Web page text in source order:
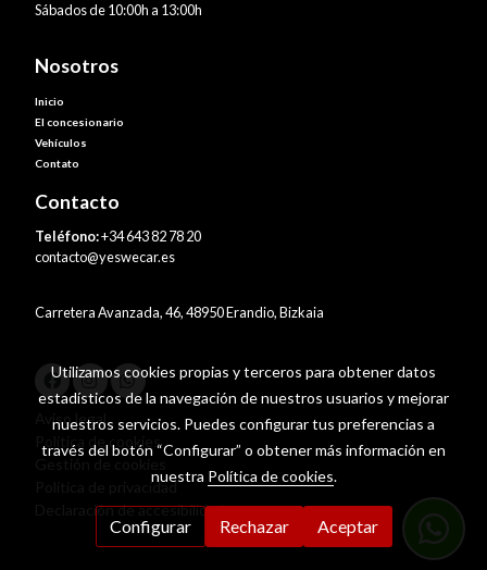
Sábados de 10:00h a 13:00h
Nosotros
Inicio
El concesionario
Vehículos
Contato
Contacto
Teléfono:+34 643 82 78 20
contacto@yeswecar.es
Carretera Avanzada, 46, 48950 Erandio, Bizkaia
Aviso legal
Política de cookies
Política de privacidad
Declaración de accesibilidad
Utilizamos cookies propias y terceros para obtener datos
estadísticos de la navegación de nuestros usuarios y mejorar
nuestros servicios. Puedes configurar tus preferencias a
través del botón “Configurar” o obtener más información en
nuestra Política de cookies.
Configurar Rechazar Aceptar